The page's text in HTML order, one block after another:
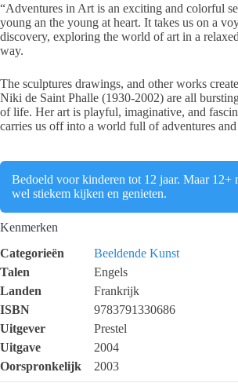
“Adventures in Art is an exciting and colorful
young an the young at heart. It takes us on a
discovery, exploring the world of art in a
way.
The sculptures drawings, and other works
Niki de Saint Phalle (1930-2002) are all
of life. Her art is playful, imaginative, and
carries us off into a world full of adventures and
Bedoeld voor kinderen tot 12 jaar. Maar 12+
wel stiekem kijken en genieten.
Kenmerken
Categorieën
Beeldende Kunst
Talen
Engels
Landen
Frankrijk
ISBN
9783791330686
Uitgever
Prestel
Uitgave
2004
Oorspronkelijk
2003